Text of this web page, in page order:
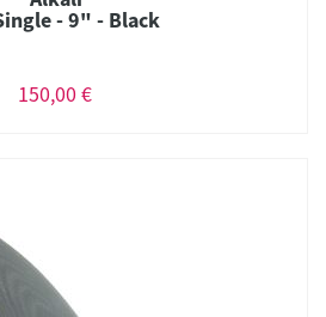
- 9" - Black
150,00 €